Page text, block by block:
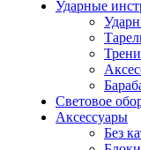
Ударные
Световое
Аксессуары
Без